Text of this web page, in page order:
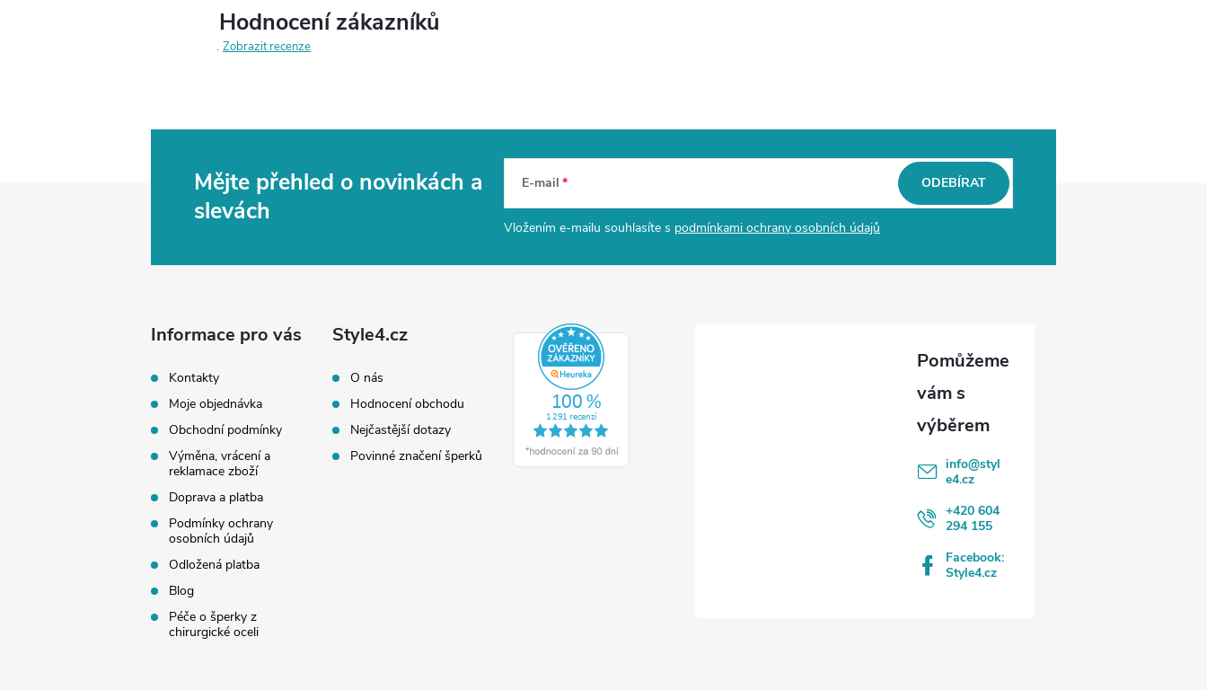
Hodnocení zákazníků
Zobrazit recenze
Mějte přehled o novinkách a
slevách
E-mail
Vložením e-mailu souhlasíte s podmínkami ochrany osobních údajů
ODEBÍRAT
Informace pro vás
Kontakty
Moje objednávka
Obchodní podmínky
Výměna, vrácení a
reklamace zboží
Doprava a platba
Podmínky ochrany
osobních údajů
Odložená platba
Blog
Péče o šperky z
chirurgické oceli
Style4.cz
O nás
Hodnocení obchodu
Nejčastější dotazy
Povinné značení šperků
info@styl
e4.cz
+420 604
294 155
Facebook:
Style4.cz